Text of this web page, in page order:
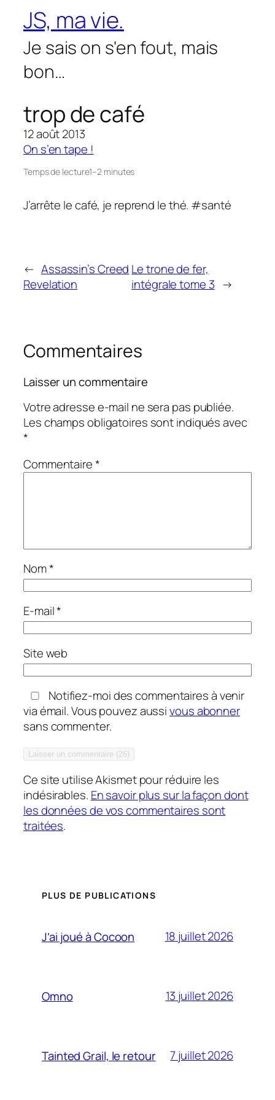
contenu
JS, ma vie.
Je sais on s'en fout, mais
bon…
trop de café
12 août 2013
On s’en tape !
Temps de lecture1–2 minutes
J’arrête le café, je reprend le thé. #santé
← Assassin’s Creed
Revelation
Le trone de fer,
intégrale tome 3 →
Commentaires
Laisser un commentaire
Votre adresse e-mail ne sera pas publiée.
Les champs obligatoires sont indiqués avec
*
Commentaire*
Nom*
E-mail*
Site web
Notifiez-moi des commentaires à venir
via émail. Vous pouvez aussivous abonner
sans commenter.
Ce site utilise Akismet pour réduire les
indésirables. En savoir plus sur la façon dont
les données de vos commentaires sont
traitées.
PLUS DE PUBLICATIONS
J’ai joué à Cocoon 18 juillet 2026
Omno 13 juillet 2026
Tainted Grail, le retour 7 juillet 2026